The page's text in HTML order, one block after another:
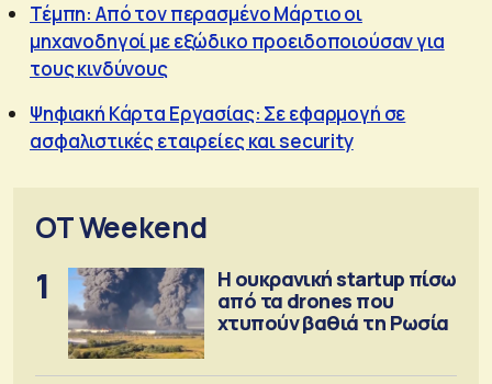
Τέμπη: Από τον περασμένο Μάρτιο οι
μηχανοδηγοί με εξώδικο προειδοποιούσαν για
τους κινδύνους
Ψηφιακή Κάρτα Εργασίας: Σε εφαρμογή σε
ασφαλιστικές εταιρείες και security
OT Weekend
1
Η ουκρανική startup πίσω
από τα drones που
χτυπούν βαθιά τη Ρωσία